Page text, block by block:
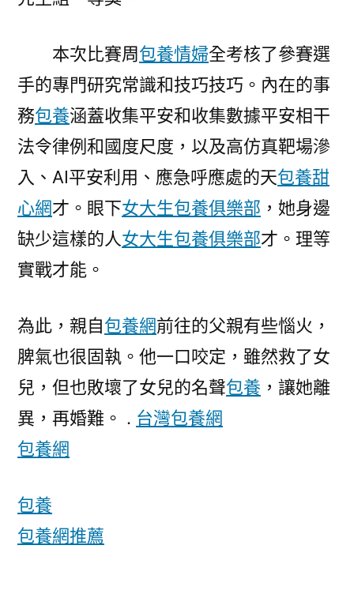
本次比賽周包養情婦全考核了參賽選
手的專門研究常識和技巧技巧。內在的事
務包養涵蓋收集平安和收集數據平安相干
法令律例和國度尺度，以及高仿真靶場滲
入、AI平安利用、應急呼應處的天包養甜
心網才。眼下女大生包養俱樂部 ，她身邊
缺少這樣的人女大生包養俱樂部才。理等
實戰才能。
為此，親自包養網前往的父親有些惱火，
脾氣也很固執。他一口咬定，雖然救了女
兒，但也敗壞了女兒的名聲包養 ，讓她離
異，再婚難。 . 台灣包養網
包養網
包養
包養網推薦